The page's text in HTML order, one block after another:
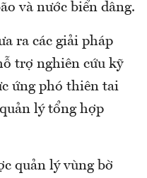
và nước biển dâng.
ra các giải pháp
trợ nghiên cứu kỹ
ứng phó thiên tai
lý tổng hợp
quản lý vùng bờ